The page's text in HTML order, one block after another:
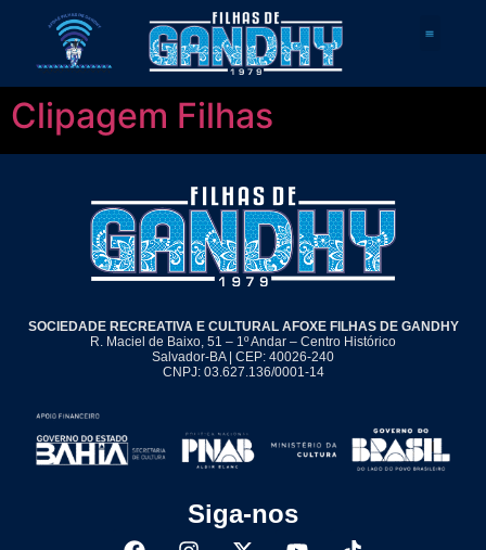
Clipagem Filhas
SOCIEDADE RECREATIVA E CULTURAL AFOXE FILHAS DE GANDHY
R. Maciel de Baixo, 51 – 1º Andar – Centro Histórico
Salvador-BA | CEP: 40026-240
CNPJ: 03.627.136/0001-14
Siga-nos